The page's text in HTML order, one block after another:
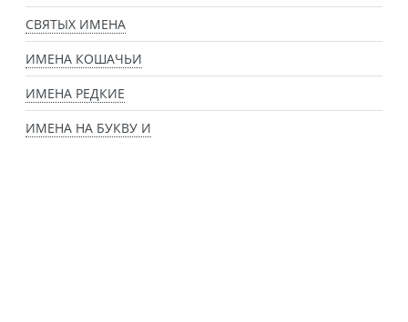
СВЯТЫХ ИМЕНА
ИМЕНА КОШАЧЬИ
ИМЕНА РЕДКИЕ
ИМЕНА НА БУКВУ И